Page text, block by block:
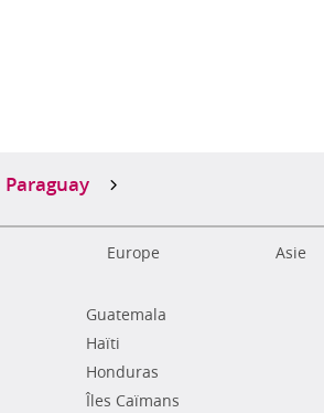
Paraguay
Europe Asie
Guatemala
Haïti
Honduras
Îles Caïmans